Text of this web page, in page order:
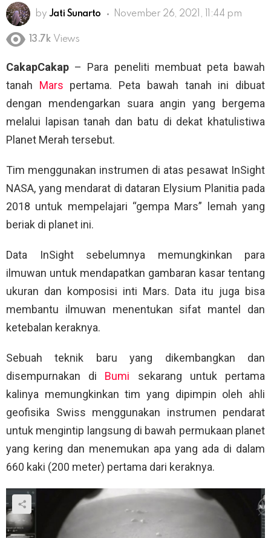
by Jati Sunarto November 26, 2021, 11:44 pm
13.7k Views
CakapCakap – Para peneliti membuat peta bawah
tanah Mars pertama. Peta bawah tanah ini dibuat
dengan mendengarkan suara angin yang bergema
melalui lapisan tanah dan batu di dekat khatulistiwa
Planet Merah tersebut.
Tim menggunakan instrumen di atas pesawat InSight
NASA, yang mendarat di dataran Elysium Planitia pada
2018 untuk mempelajari “gempa Mars” lemah yang
beriak di planet ini.
Data InSight sebelumnya memungkinkan para
ilmuwan untuk mendapatkan gambaran kasar tentang
ukuran dan komposisi inti Mars. Data itu juga bisa
membantu ilmuwan menentukan sifat mantel dan
ketebalan keraknya.
Sebuah teknik baru yang dikembangkan dan
disempurnakan di Bumi sekarang untuk pertama
kalinya memungkinkan tim yang dipimpin oleh ahli
geofisika Swiss menggunakan instrumen pendarat
untuk mengintip langsung di bawah permukaan planet
yang kering dan menemukan apa yang ada di dalam
660 kaki (200 meter) pertama dari keraknya.